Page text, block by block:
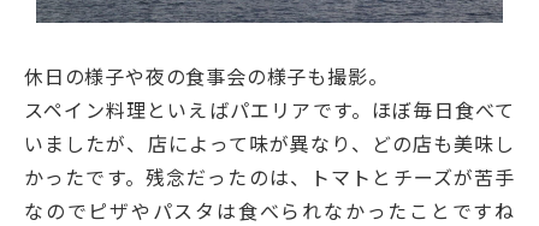
休日の様子や夜の食事会の様子も撮影。
スペイン料理といえばパエリアです。ほぼ毎日食べて
いましたが、店によって味が異なり、どの店も美味し
かったです。残念だったのは、トマトとチーズが苦手
なのでピザやパスタは食べられなかったことですね